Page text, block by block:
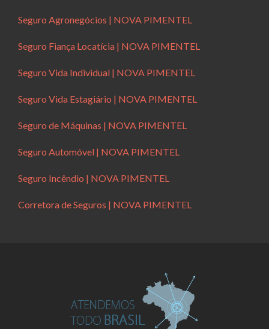
Seguro Agronegócios | NOVA PIMENTEL
Seguro Fiança Locatícia | NOVA PIMENTEL
Seguro Vida Individual | NOVA PIMENTEL
Seguro Vida Estagiário | NOVA PIMENTEL
Seguro de Máquinas | NOVA PIMENTEL
Seguro Automóvel | NOVA PIMENTEL
Seguro Incêndio | NOVA PIMENTEL
Corretora de Seguros | NOVA PIMENTEL